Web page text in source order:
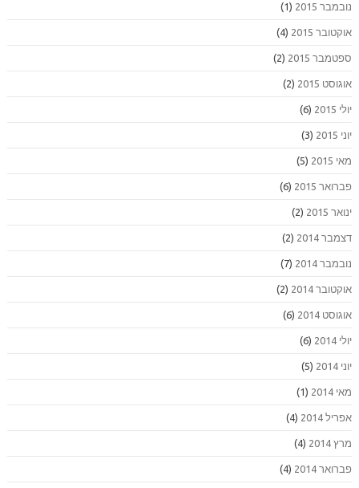
נובמבר 2015 (1)
אוקטובר 2015 (4)
ספטמבר 2015 (2)
אוגוסט 2015 (2)
יולי 2015 (6)
יוני 2015 (3)
מאי 2015 (5)
פברואר 2015 (6)
ינואר 2015 (2)
דצמבר 2014 (2)
נובמבר 2014 (7)
אוקטובר 2014 (2)
אוגוסט 2014 (6)
יולי 2014 (6)
יוני 2014 (5)
מאי 2014 (1)
אפריל 2014 (4)
מרץ 2014 (4)
פברואר 2014 (4)